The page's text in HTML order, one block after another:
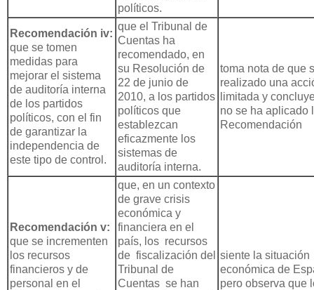
políticos.
Recomendación iv:
que se tomen
medidas para
mejorar el sistema
de auditoría interna
de los partidos
políticos, con el fin
de garantizar la
independencia de
este tipo de control.
que el Tribunal de
Cuentas ha
recomendado, en
su Resolución de
22 de junio de
2010, a los partidos
políticos que
establezcan
eficazmente los
sistemas de
auditoría interna.
toma nota de que
realizado una
limitada y
no se ha aplicado
Recomendación
Recomendación v:
que se incrementen
los recursos
financieros y de
personal en el
que, en un contexto
de grave crisis
económica y
financiera en el
país, los recursos
de fiscalización del
Tribunal de
Cuentas se han
siente la situación
económica de
pero observa que